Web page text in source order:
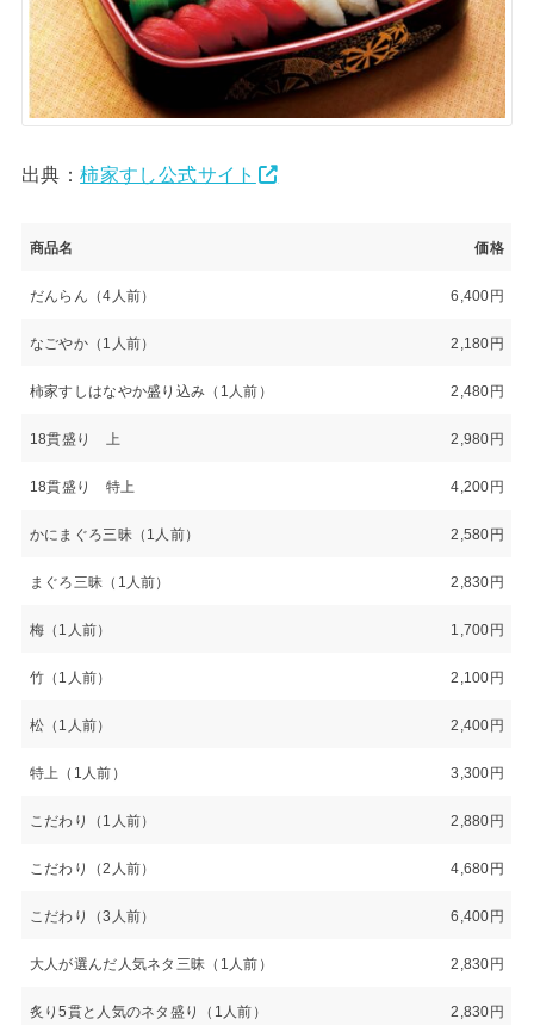
出典：柿家すし公式サイト
商品名 価格
だんらん（4人前） 6,400円
なごやか（1人前） 2,180円
柿家すしはなやか盛り込み（1人前） 2,480円
18貫盛り 上 2,980円
18貫盛り 特上 4,200円
かにまぐろ三昧（1人前） 2,580円
まぐろ三昧（1人前） 2,830円
梅（1人前） 1,700円
竹（1人前） 2,100円
松（1人前） 2,400円
特上（1人前） 3,300円
こだわり（1人前） 2,880円
こだわり（2人前） 4,680円
こだわり（3人前） 6,400円
大人が選んだ人気ネタ三昧（1人前） 2,830円
炙り5貫と人気のネタ盛り（1人前） 2,830円